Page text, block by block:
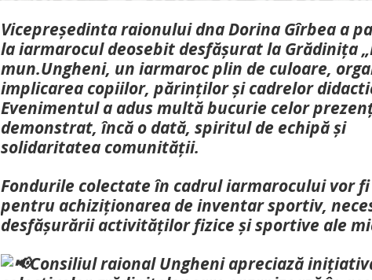
Vicepreședinta raionului dna Dorina Gîrbea a
la iarmarocul deosebit desfășurat la Grădinița
mun.Ungheni, un iarmaroc plin de culoare,
implicarea copiilor, părinților și cadrelor
Evenimentul a adus multă bucurie celor
demonstrat, încă o dată, spiritul de echipă și
solidaritatea comunității.
Fondurile colectate în cadrul iarmarocului vor
pentru achiziționarea de inventar sportiv,
desfășurării activităților fizice și sportive ale
Consiliul raional Ungheni apreciază